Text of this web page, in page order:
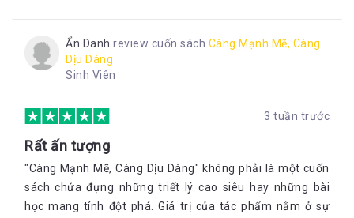
Ẩn Danh review cuốn sách Càng Mạnh Mẽ, Càng
Dịu Dàng
Sinh Viên
3 tuần trước
Rất ấn tượng
"Càng Mạnh Mẽ, Càng Dịu Dàng" không phải là một cuốn
sách chứa đựng những triết lý cao siêu hay những bài
học mang tính đột phá. Giá trị của tác phẩm nằm ở sự